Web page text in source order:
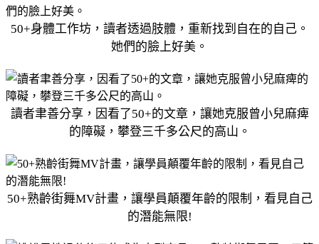
50+身體工作坊，讀者透過肢體，重新找到自在的自己。
她們的臉上好美。
讀者聿善分享，因看了50+的文章，讓她克服曾小兒麻痺
的障礙，攀登三千多公尺的高山。
50+熟齡街舞MV計畫，讓學員顛覆年齡的限制，看見自己
的潛能無限!